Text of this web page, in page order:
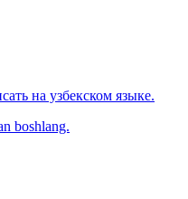
на узбекском языке.
boshlang.